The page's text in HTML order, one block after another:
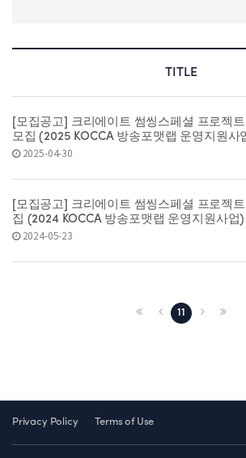
TITLE
[모집공고] 크리에이트 썸씽스페셜 프로젝
모집 (2025 KOCCA 방송포맷랩 운영지원사
2025-04-30
[모집공고] 크리에이트 썸씽스페셜 프로젝
집 (2024 KOCCA 방송포맷랩 운영지원사업)
2024-05-23
11
Privacy Policy Terms of Use